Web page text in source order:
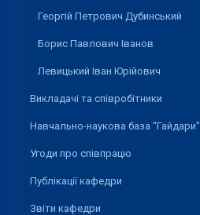
Георгій Петрович Дубинський
Борис Павлович Іванов
Левицький Іван Юрійович
Викладачі та співробітники
Навчально-наукова база “Гайдари”
Угоди про співпрацю
Публікації кафедри
Звіти кафедри